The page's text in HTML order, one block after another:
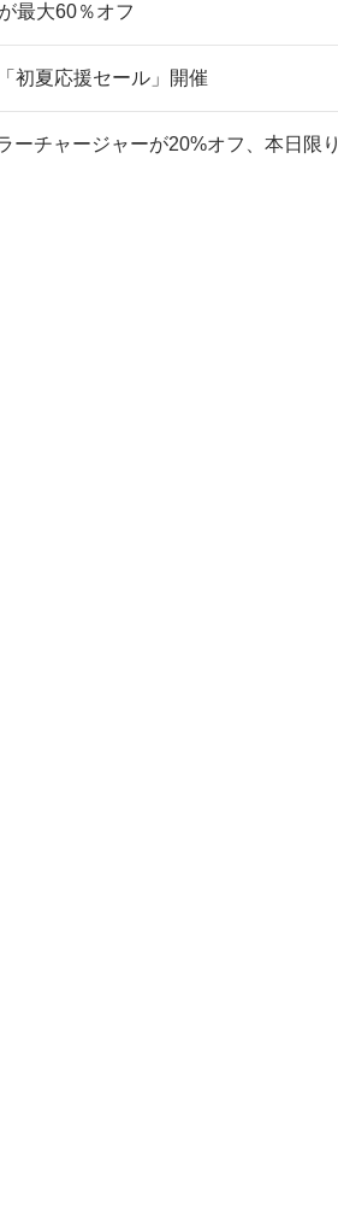
最大60％オフ
初夏応援セール」開催
ーチャージャーが20%オフ、本日限り